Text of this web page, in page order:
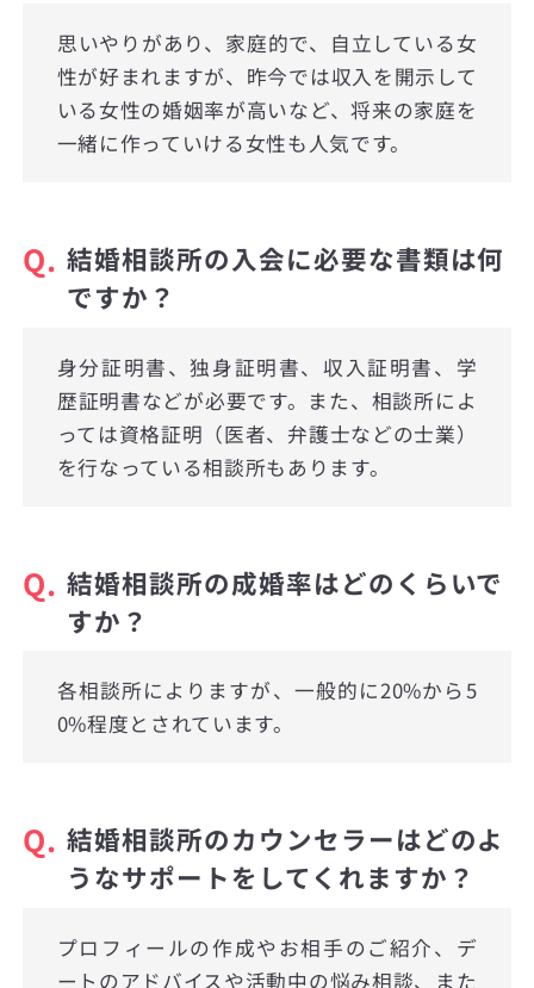
思いやりがあり、家庭的で、自立している女
性が好まれますが、昨今では収入を開示して
いる女性の婚姻率が高いなど、将来の家庭を
一緒に作っていける女性も人気です。
Q. 結婚相談所の入会に必要な書類は何
ですか？
身分証明書、独身証明書、収入証明書、学
歴証明書などが必要です。また、相談所によ
っては資格証明（医者、弁護士などの士業）
を行なっている相談所もあります。
Q. 結婚相談所の成婚率はどのくらいで
すか？
各相談所によりますが、一般的に20%から5
0%程度とされています。
Q. 結婚相談所のカウンセラーはどのよ
うなサポートをしてくれますか？
プロフィールの作成やお相手のご紹介、デ
ートのアドバイスや活動中の悩み相談、また